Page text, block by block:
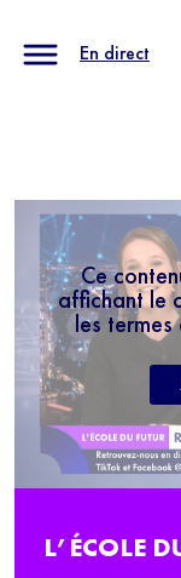
En direct
Ce
affichant le
les
L’ÉCOLE